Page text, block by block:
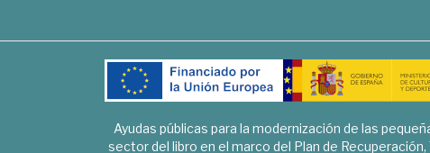
Ayudas públicas para la modernización de las
sector del libro en el marco del Plan de